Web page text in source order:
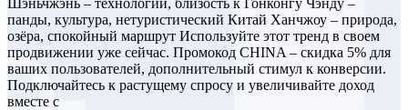
панды, культура, нетуристический Китай Ханчжоу – природа,
озёра, спокойный маршрут Используйте этот тренд в своем
продвижении уже сейчас. Промокод CHINA – скидка 5% для
ваших пользователей, дополнительный стимул к конверсии.
Подключайтесь к растущему спросу и увеличивайте доход
вместе с